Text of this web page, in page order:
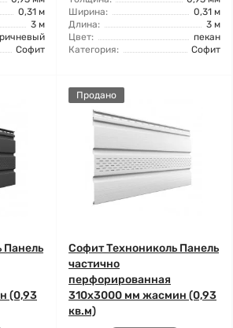
0,31 м
3 м
Софит
Ширина:
0,31 м
Длина:
3 м
Цвет:
пекан
Категория:
Софит
Панель
(0,93
Продано
Софит Технониколь Панель
частично
перфорированная
310х3000 мм жасмин (0,93
кв.м)